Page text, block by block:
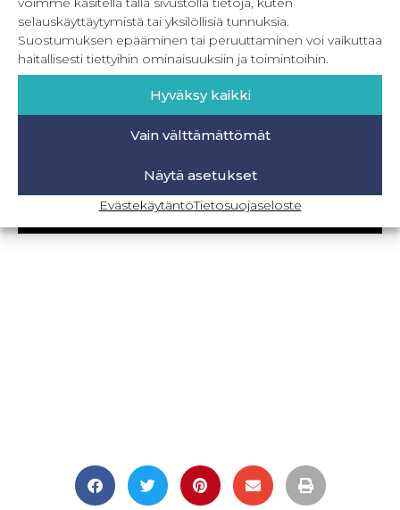
selauskäyttäytymistä tai yksilöllisiä tunnuksia.
Suostumuksen epääminen tai peruuttaminen voi vaikuttaa
haitallisesti tiettyihin ominaisuuksiin ja toimintoihin.
Hyväksy kaikki
Vain välttämättömät
Näytä asetukset
EvästekäytäntöTietosuojaseloste
Metrivetoketjun lukon pujottaminen
Onnistu joustavien vaatteiden ompelussa
Jujunan ompelubingo heinä-joulukuulle
BLOGI-SIVULLE